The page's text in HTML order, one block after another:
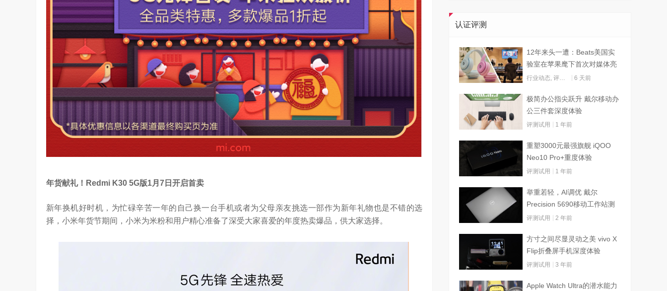
年货献礼！ Redmi K30 5G版1月 7 日开启首卖
新年换机好时机，为忙碌辛苦一年的自己换一台手机或者为父母亲友挑选一部作为新年礼物也是不错的选
择，小米年货节期间，小米为米粉和用户精心准备了深受大家喜爱的年度热卖爆品，供大家选择。
认证评测
12年来头一遭：Beats美国实
验室在苹果麾下首次对媒体亮
灯
行业动态 评测试用 6 天前
极简办公指尖跃升 戴尔移动办
公三件套深度体验
评测试用 1 年前
重塑3000元最强旗舰 iQOO
Neo10 Pro+重度体验
评测试用 1 年前
举重若轻，AI调优 戴尔
Precision 5690移动工作站测
试
评测试用 2 年前
方寸之间尽显灵动之美 vivo X
Flip折叠屏手机深度体验
评测试用 3 年前
Apple Watch Ultra的潜水能力